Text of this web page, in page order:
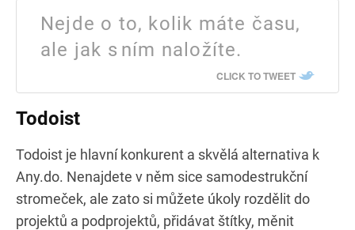
Nejde o to, kolik máte času,
ale jak s ním naložíte.
CLICK TO TWEET
Todoist
Todoist je hlavní konkurent a skvělá alternativa k
Any.do. Nenajdete v něm sice samodestrukční
stromeček, ale zato si můžete úkoly rozdělit do
projektů a podprojektů, přidávat štítky, měnit